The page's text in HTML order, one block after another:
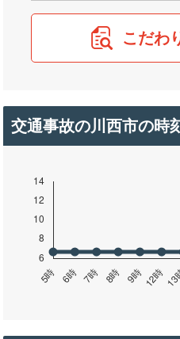
こだわ
交通事故の川西市の時